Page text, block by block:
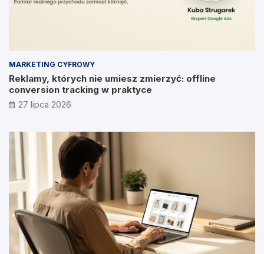
MARKETING CYFROWY
Reklamy, których nie umiesz zmierzyć: offline
conversion tracking w praktyce
27 lipca 2026